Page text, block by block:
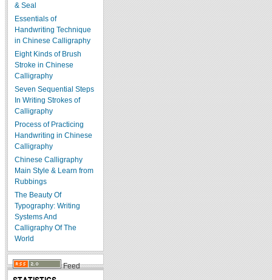
& Seal
Essentials of
Handwriting Technique
in Chinese Calligraphy
Eight Kinds of Brush
Stroke in Chinese
Calligraphy
Seven Sequential Steps
In Writing Strokes of
Calligraphy
Process of Practicing
Handwriting in Chinese
Calligraphy
Chinese Calligraphy
Main Style & Learn from
Rubbings
The Beauty Of
Typography: Writing
Systems And
Calligraphy Of The
World
Feed